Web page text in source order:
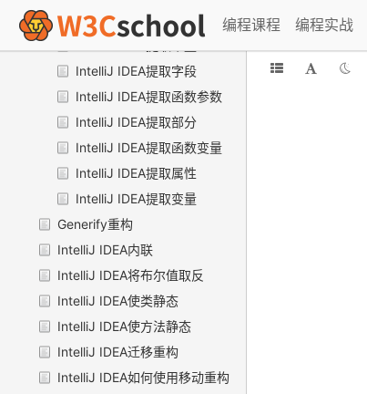
编程课程 编程实战
IntelliJ IDEA提取超类
IntelliJ IDEA提取字段
IntelliJ IDEA提取函数参数
IntelliJ IDEA提取部分
IntelliJ IDEA提取函数变量
IntelliJ IDEA提取属性
IntelliJ IDEA提取变量
Generify重构
IntelliJ IDEA内联
IntelliJ IDEA将布尔值取反
IntelliJ IDEA使类静态
IntelliJ IDEA使方法静态
IntelliJ IDEA迁移重构
IntelliJ IDEA如何使用移动重构